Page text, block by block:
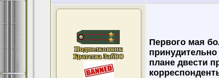
Первого мая
плане двести